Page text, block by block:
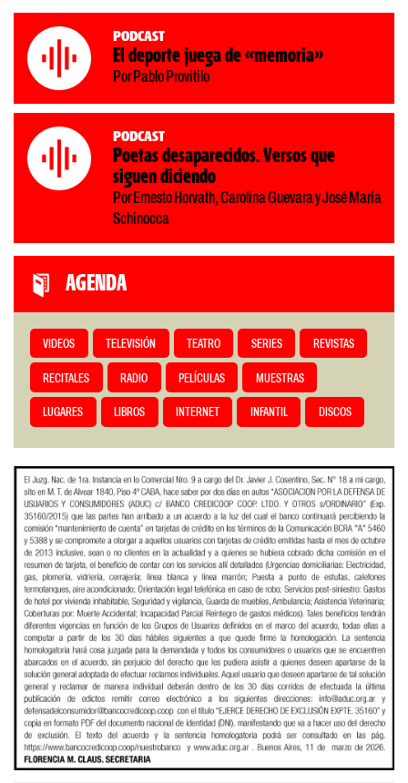
Podcast
El deporte juega de «memoria»
Por Pablo Provitilo
Podcast
Poetas desaparecidos. Versos que
siguen diciendo
Por Ernesto Horvath, Carolina Guevara y José María
Schinocca
AGENDA
VIDEOS TELEVISIÓN TEATRO SERIES REVISTAS
RECITALES RADIO PELÍCULAS MUESTRAS
LUGARES LIBROS INTERNET INFANTIL DISCOS